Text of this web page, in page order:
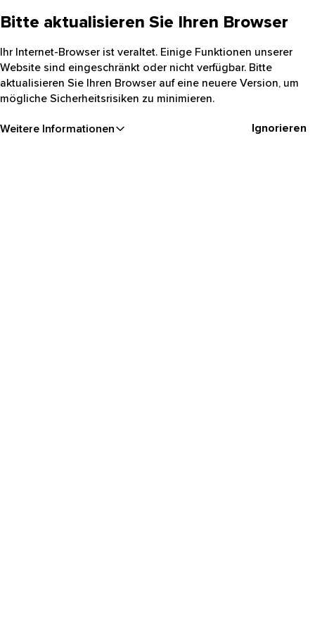
Bitte aktualisieren Sie Ihren Browser
Ihr Internet-Browser ist veraltet. Einige Funktionen unserer
Website sind eingeschränkt oder nicht verfügbar. Bitte
aktualisieren Sie Ihren Browser auf eine neuere Version, um
mögliche Sicherheitsrisiken zu minimieren.
Weitere Informationen Ignorieren